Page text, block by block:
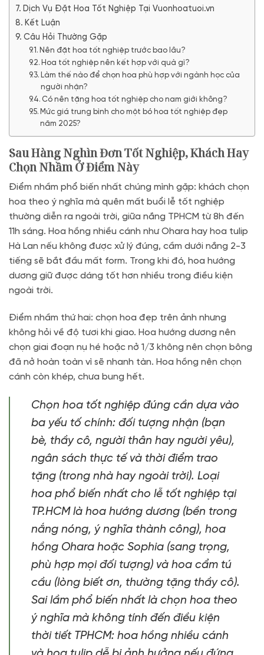
Dịch Vụ Đặt Hoa Tốt Nghiệp Tại Vuonhoatuoi.vn
Kết Luận
Câu Hỏi Thường Gặp
Nên đặt hoa tốt nghiệp trước bao lâu?
Hoa tốt nghiệp nên kết hợp với quà gì?
Làm thế nào để chọn hoa phù hợp với ngành học của
người nhận?
Có nên tặng hoa tốt nghiệp cho nam giới không?
Mức giá trung bình cho một bó hoa tốt nghiệp đẹp
năm 2025?
Sau Hàng Nghìn Đơn Tốt Nghiệp, Khách Hay
Chọn Nhầm Ở Điểm Này
Điểm nhầm phổ biến nhất chúng mình gặp: khách chọn
hoa theo ý nghĩa mà quên mất buổi lễ tốt nghiệp
thường diễn ra ngoài trời, giữa nắng TPHCM từ 8h đến
11h sáng. Hoa hồng nhiều cánh như Ohara hay hoa tulip
Hà Lan nếu không được xử lý đúng, cầm dưới nắng 2-3
tiếng sẽ bắt đầu mất form. Trong khi đó, hoa hướng
dương giữ được dáng tốt hơn nhiều trong điều kiện
ngoài trời.
Điểm nhầm thứ hai: chọn hoa đẹp trên ảnh nhưng
không hỏi về độ tươi khi giao. Hoa hướng dương nên
chọn giai đoạn nụ hé hoặc nở 1/3 không nên chọn bông
đã nở hoàn toàn vì sẽ nhanh tàn. Hoa hồng nên chọn
cánh còn khép, chưa bung hết.
Chọn hoa tốt nghiệp đúng cần dựa vào
ba yếu tố chính: đối tượng nhận (bạn
bè, thầy cô, người thân hay người yêu),
ngân sách thực tế và thời điểm trao
tặng (trong nhà hay ngoài trời). Loại
hoa phổ biến nhất cho lễ tốt nghiệp tại
TP.HCM là hoa hướng dương (bền trong
nắng nóng, ý nghĩa thành công), hoa
hồng Ohara hoặc Sophia (sang trọng,
phù hợp mọi đối tượng) và hoa cẩm tú
cầu (lòng biết ơn, thường tặng thầy cô).
Sai lầm phổ biến nhất là chọn hoa theo
ý nghĩa mà không tính đến điều kiện
thời tiết TPHCM: hoa hồng nhiều cánh